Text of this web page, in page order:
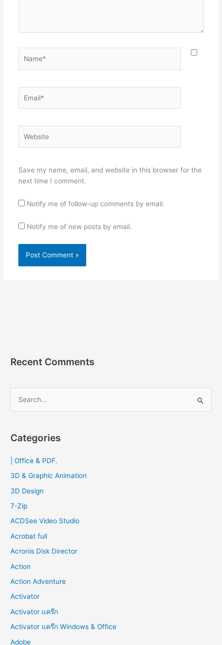
Save my name, email, and website in this browser for the
next time I comment.
Notify me of follow-up comments by email.
Notify me of new posts by email.
Recent Comments
r
f
o
Categories
| Office & PDF.
3D & Graphic Animation
3D Design
7-Zip
ACDSee Video Studio
Acrobat full
Acronis Disk Director
Action
Action Adventure
Activator
Activator แคร๊ก
Activator แคร๊ก Windows & Office
Adobe